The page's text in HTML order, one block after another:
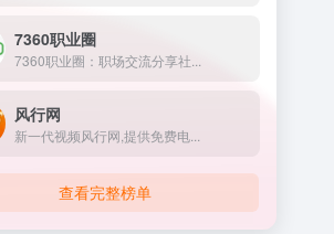
7360职业圈
7360职业圈：职场交流分享社...
风行网
新一代视频风行网,提供免费电...
查看完整榜单